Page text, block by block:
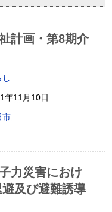
計画・第8期介
し
年11月10日
市
力災害におけ
及び避難誘導